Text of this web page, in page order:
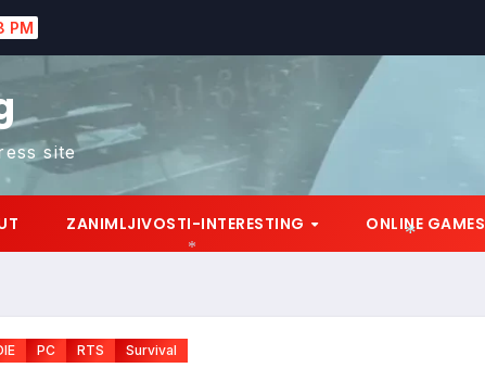
PM
site
ZANIMLJIVOSTI-INTERESTING ONLINE GAMES
PC RTS Survival
*